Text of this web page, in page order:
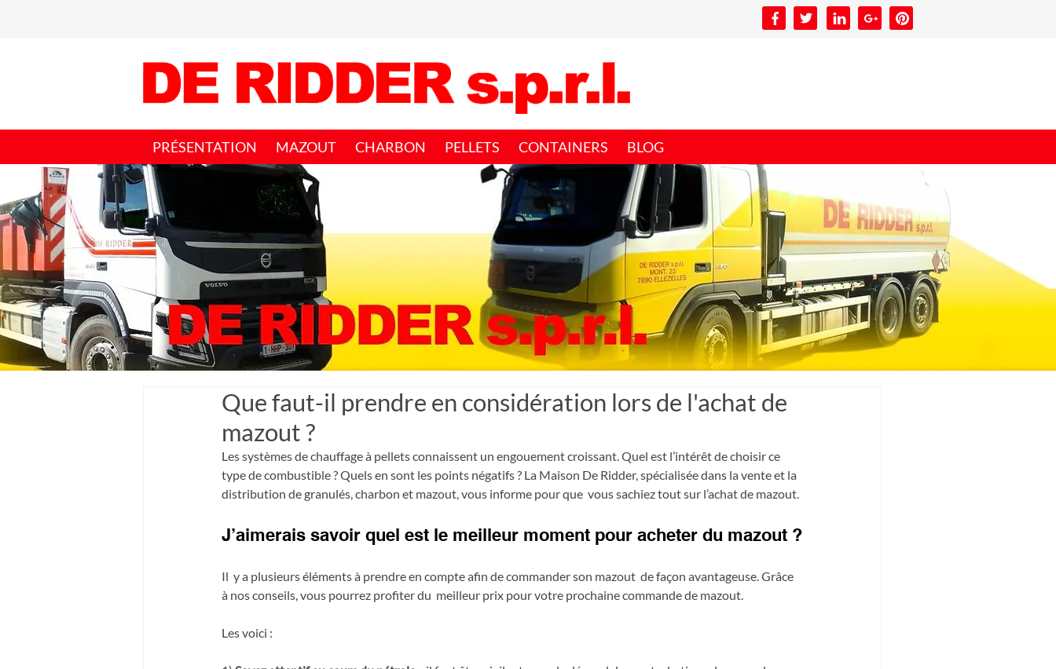
PRÉSENTATION MAZOUT CHARBON PELLETS CONTAINERS BLOG
Que faut-il prendre en considération lors de l'achat de
mazout ?
Les systèmes de chauffage à pellets connaissent un engouement croissant. Quel est l’intérêt de choisir ce
type de combustible ? Quels en sont les points négatifs ? La Maison De Ridder, spécialisée dans la vente et la
distribution de granulés, charbon et mazout, vous informe pour que  vous sachiez tout sur l’achat de mazout.
J’aimerais savoir quel est le meilleur moment pour acheter du mazout ?
Il  y a plusieurs éléments à prendre en compte afin de commander son mazout  de façon avantageuse. Grâce
à nos conseils, vous pourrez profiter du  meilleur prix pour votre prochaine commande de mazout.
Les voici :